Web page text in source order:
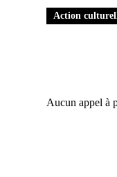
Action
Aucun appel à